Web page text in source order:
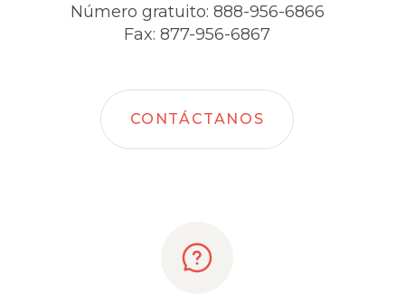
Número gratuito: 888-956-6866
Fax: 877-956-6867
CONTÁCTANOS